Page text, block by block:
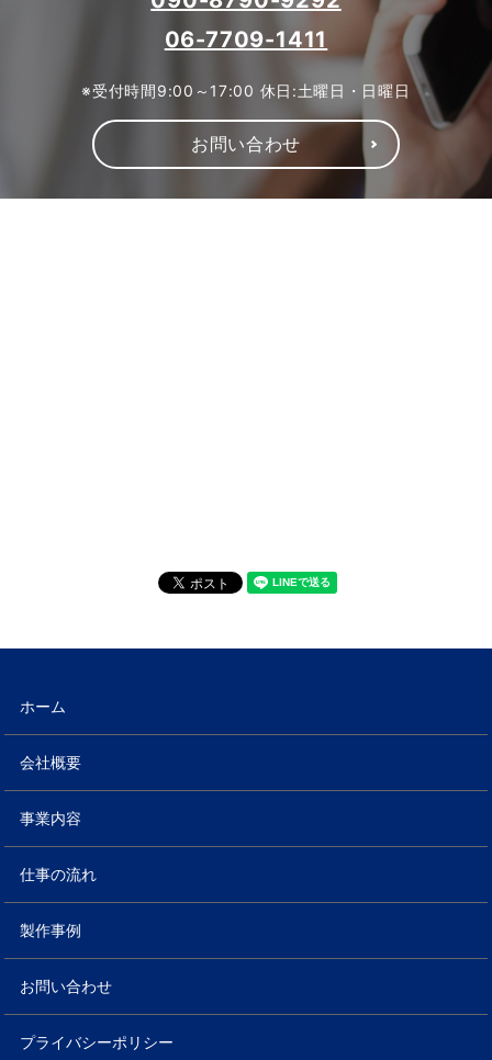
06-7709-1411
※受付時間9:00～17:00 休日:土曜日・日曜日
お問い合わせ
ホーム
会社概要
事業内容
仕事の流れ
製作事例
お問い合わせ
プライバシーポリシー